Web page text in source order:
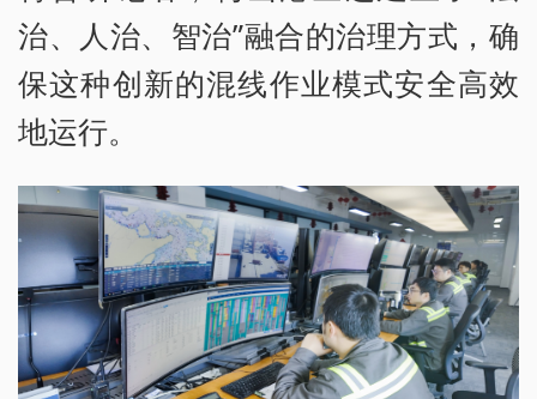
治、人治、智治”融合的治理方式，确
保这种创新的混线作业模式安全高效
地运行。